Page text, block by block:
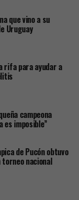
que vino a su
Uruguay
rifa para ayudar a
campeona
es imposible”
de Pucón obtuvo
torneo nacional